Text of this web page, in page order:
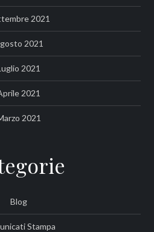
2021
2021
2021
2021
2021
Blog
Stampa